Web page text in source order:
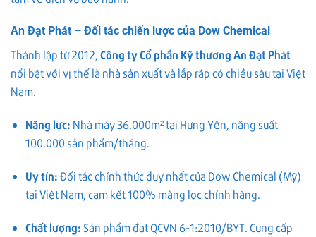
An Đạt Phát – Đối tác chiến lược của Dow Chemical
Thành lập từ 2012,Công ty Cổ phần Kỹ thương An Đạt Phát
nổi bật với vị thế là nhà sản xuất và lắp ráp có chiều sâu tại Việt
Nam.
Năng lực: Nhà máy 36.000m² tại Hưng Yên, năng suất
100.000 sản phẩm/tháng.
Uy tín:Đối tác chính thức duy nhất của Dow Chemical (Mỹ)
tại Việt Nam, cam kết 100% màng lọc chính hãng.
Chất lượng: Sản phẩm đạt QCVN 6-1:2010/BYT. Cung cấp